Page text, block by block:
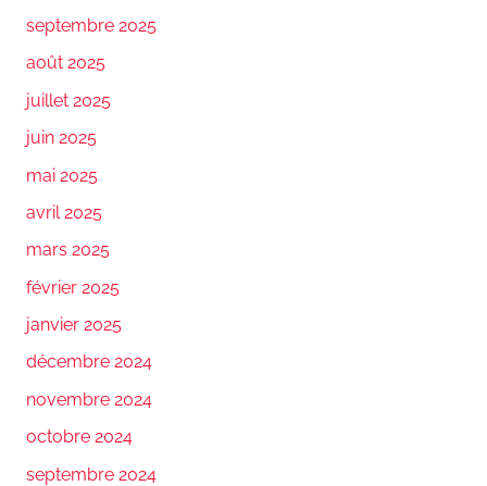
septembre 2025
août 2025
juillet 2025
juin 2025
mai 2025
avril 2025
mars 2025
février 2025
janvier 2025
décembre 2024
novembre 2024
octobre 2024
septembre 2024